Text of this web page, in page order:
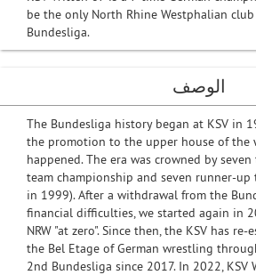
be the only North Rhine Westphalian
Bundesliga.
الوصف
The Bundesliga history began at KSV in
the promotion to the upper house of the
happened. The era was crowned by
team championship and seven runner-
in 1999). After a withdrawal from the
financial difficulties, we started again in
NRW "at zero". Since then, the KSV has
the Bel Etage of German wrestling
2nd Bundesliga since 2017. In 2022,